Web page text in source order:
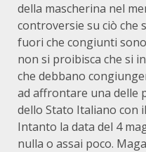
della mascherina nel
controversie su ciò che
fuori che congiunti
non si proibisca che si
che debbano
ad affrontare una delle
dello Stato Italiano con
Intanto la data del 4
nulla o assai poco.